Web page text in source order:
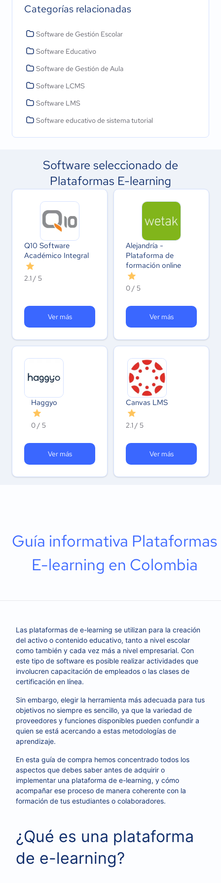
Categorías relacionadas
Software de Gestión Escolar
Software Educativo
Software de Gestión de Aula
Software LCMS
Software LMS
Software educativo de sistema tutorial
Software seleccionado de
Plataformas E-learning
Q10 Software
Académico Integral
2.1 / 5
Ver más
Alejandría -
Plataforma de
formación online
0 / 5
Ver más
Haggyo
0 / 5
Ver más
Canvas LMS
2.1 / 5
Ver más
Guía informativa Plataformas
E-learning en Colombia
Las plataformas de e-learning se utilizan para la creación
del activo o contenido educativo, tanto a nivel escolar
como también y cada vez más a nivel empresarial. Con
este tipo de software es posible realizar actividades que
involucren capacitación de empleados o las clases de
certificación en línea.
Sin embargo, elegir la herramienta más adecuada para tus
objetivos no siempre es sencillo, ya que la variedad de
proveedores y funciones disponibles pueden confundir a
quien se está acercando a estas metodologías de
aprendizaje.
En esta guía de compra hemos concentrado todos los
aspectos que debes saber antes de adquirir o
implementar una plataforma de e-learning, y cómo
acompañar ese proceso de manera coherente con la
formación de tus estudiantes o colaboradores.
¿Qué es una plataforma
de e-learning?